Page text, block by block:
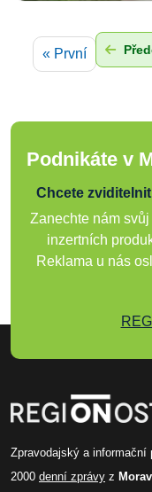
« První
Podnikáte v
Chcete
Zanechte nám
inzertních
Reklama u nás
Zpravodajský a informační
2000 denní zprávy z